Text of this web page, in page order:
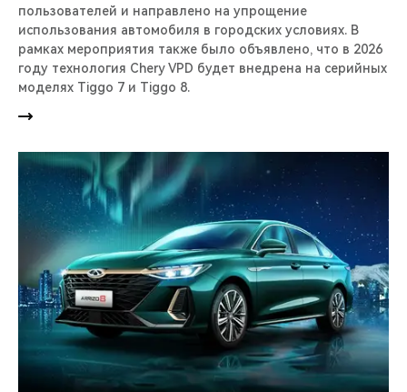
пользователей и направлено на упрощение
использования автомобиля в городских условиях. В
рамках мероприятия также было объявлено, что в 2026
году технология Chery VPD будет внедрена на серийных
моделях Tiggo 7 и Tiggo 8.